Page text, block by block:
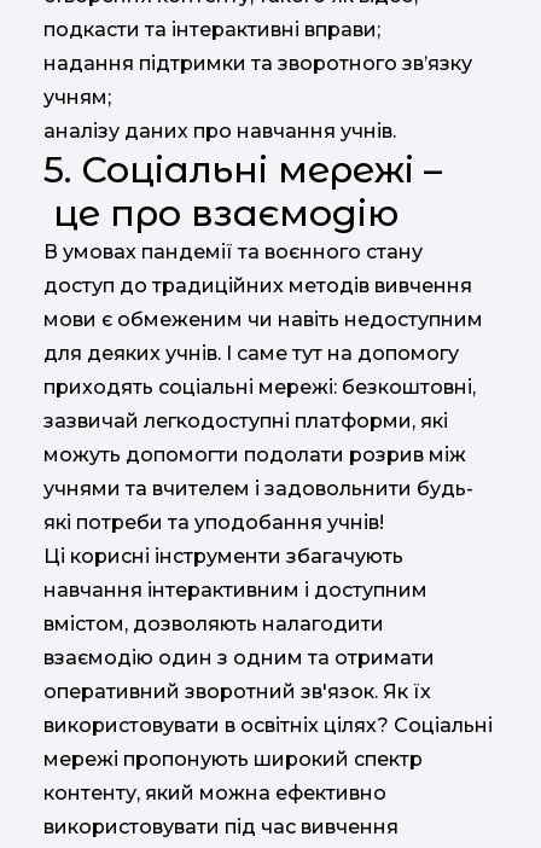
подкасти та інтерактивні вправи;
надання підтримки та зворотного зв’язку
учням;
аналізу даних про навчання учнів.
5. Соціальні мережі –
це про взаємодію
В умовах пандемії та воєнного стану
доступ до традиційних методів вивчення
мови є обмеженим чи навіть недоступним
для деяких учнів. І саме тут на допомогу
приходять соціальні мережі: безкоштовні,
зазвичай легкодоступні платформи, які
можуть допомогти подолати розрив між
учнями та вчителем і задовольнити будь-
які потреби та уподобання учнів!
Ці корисні інструменти збагачують
навчання інтерактивним і доступним
вмістом, дозволяють налагодити
взаємодію один з одним та отримати
оперативний зворотний зв'язок. Як їх
використовувати в освітніх цілях? Соціальні
мережі пропонують широкий спектр
контенту, який можна ефективно
використовувати під час вивчення